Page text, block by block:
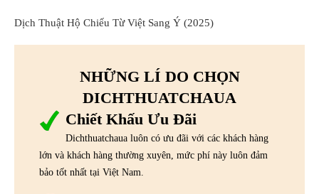
Dịch Thuật Hộ Chiếu Từ Việt Sang Ý (2025)
NHỮNG LÍ DO CHỌN
DICHTHUATCHAUA
Chiết Khấu Ưu Đãi
Dichthuatchaua luôn có ưu đãi với các khách hàng
lớn và khách hàng thường xuyên, mức phí này luôn đảm
bảo tốt nhất tại Việt Nam.